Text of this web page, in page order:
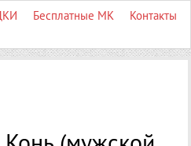
Бесплатные МК
Контакты